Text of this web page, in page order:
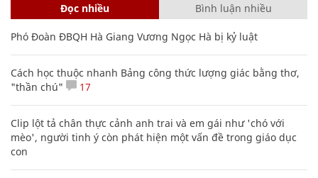
Đọc nhiều Bình luận nhiều
Phó Đoàn ĐBQH Hà Giang Vương Ngọc Hà bị kỷ luật
Cách học thuộc nhanh Bảng công thức lượng giác bằng thơ,
"thần chú"
17
Clip lột tả chân thực cảnh anh trai và em gái như 'chó với
mèo', người tinh ý còn phát hiện một vấn đề trong giáo dục
con